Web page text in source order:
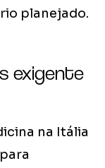
planejado.
exigente
na Itália